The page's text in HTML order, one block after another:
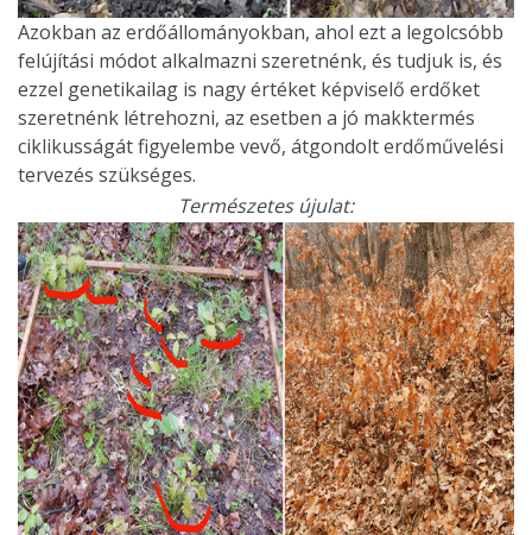
Azokban az erdőállományokban, ahol ezt a legolcsóbb
felújítási módot alkalmazni szeretnénk, és tudjuk is, és
ezzel genetikailag is nagy értéket képviselő erdőket
szeretnénk létrehozni, az esetben a jó makktermés
ciklikusságát figyelembe vevő, átgondolt erdőművelési
tervezés szükséges.
Természetes újulat: